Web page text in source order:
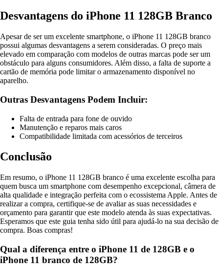
Desvantagens do iPhone 11 128GB Branco
Apesar de ser um excelente smartphone, o iPhone 11 128GB branco
possui algumas desvantagens a serem consideradas. O preço mais
elevado em comparação com modelos de outras marcas pode ser um
obstáculo para alguns consumidores. Além disso, a falta de suporte a
cartão de memória pode limitar o armazenamento disponível no
aparelho.
Outras Desvantagens Podem Incluir:
Falta de entrada para fone de ouvido
Manutenção e reparos mais caros
Compatibilidade limitada com acessórios de terceiros
Conclusão
Em resumo, o iPhone 11 128GB branco é uma excelente escolha para
quem busca um smartphone com desempenho excepcional, câmera de
alta qualidade e integração perfeita com o ecossistema Apple. Antes de
realizar a compra, certifique-se de avaliar as suas necessidades e
orçamento para garantir que este modelo atenda às suas expectativas.
Esperamos que este guia tenha sido útil para ajudá-lo na sua decisão de
compra. Boas compras!
Qual a diferença entre o iPhone 11 de 128GB e o
iPhone 11 branco de 128GB?